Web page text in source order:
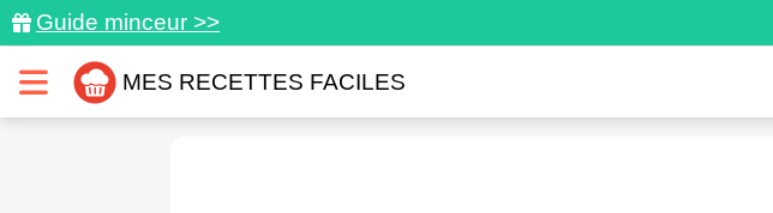
Guide minceur >>
MES RECETTES FACILES